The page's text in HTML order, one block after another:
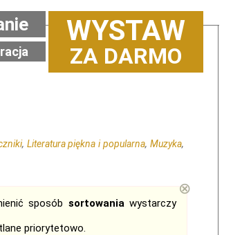
WYSTAW
ZA DARMO
, Literatura piękna i popularna,Muzyka,
sposób sortowaniawystarczy
priorytetowo.
⊗